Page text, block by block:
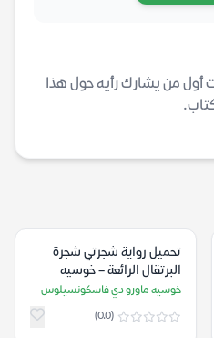
أول من يشارك رأيه حول هذا
تحميل رواية شجرتي شجرة
البرتقال الرائعة – خوسيه
ماورو دي فاسكونسيلوس
خوسيه ماورو دي فاسكونسيلوس
(0.0)